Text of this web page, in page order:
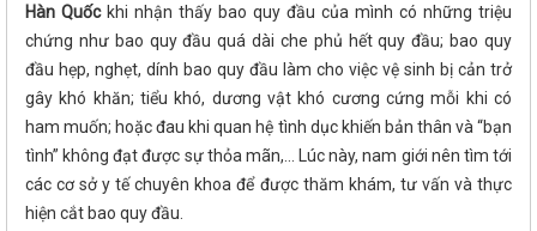
Hàn Quốckhi nhận thấy bao quy đầu của mình có những triệu
chứng như bao quy đầu quá dài che phủ hết quy đầu; bao quy
đầu hẹp, nghẹt, dính bao quy đầu làm cho việc vệ sinh bị cản trở
gây khó khăn; tiểu khó, dương vật khó cương cứng mỗi khi có
ham muốn; hoặc đau khi quan hệ tình dục khiến bản thân và “bạn
tình” không đạt được sự thỏa mãn,... Lúc này, nam giới nên tìm tới
các cơ sở y tế chuyên khoa để được thăm khám, tư vấn và thực
hiện cắt bao quy đầu.